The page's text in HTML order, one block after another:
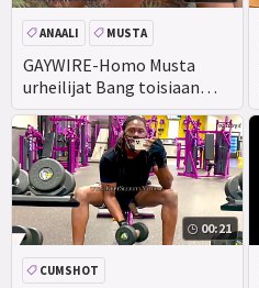
GAYWIRE-Homo Musta
urheilijat Bang toisiaan
ulos Urban Invasion!
ANAALI
MUSTA
EEBENPUU
00:21
CUMSHOT